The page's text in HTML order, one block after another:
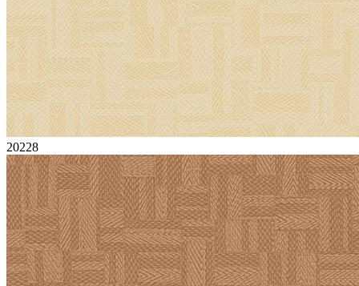
20228